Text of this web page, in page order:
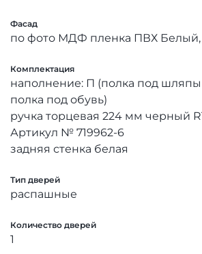
Фасад
по фото МДФ пленка ПВХ Белый,
Комплектация
наполнение: П (полка под шляпы
полка под обувь)
ручка торцевая 224 мм черный
Артикул № 719962-6
задняя стенка белая
Тип дверей
распашные
Количество дверей
1